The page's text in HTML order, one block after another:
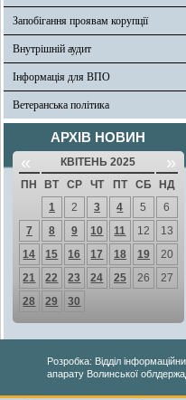
Запобігання проявам корупції
Внутрішній аудит
Інформація для ВПО
Ветеранська політика
АРХІВ НОВИН
« КВІТЕНЬ 2025 »
ПН ВТ СР ЧТ ПТ СБ
НД
1
2 3 4 5
6
7
8 9 10 11 12
13
14
15 16 17 18 19
20
21
22 23 24 25 26
27
28
29 30
Розробка: Відділ
апарату Волинської